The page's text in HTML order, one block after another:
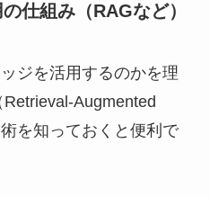
仕組み（RAGなど）
ジを活用するのかを理
Augmented
を知っておくと便利で